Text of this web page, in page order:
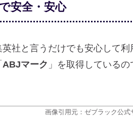
安全・安心
社と言うだけでも安心して
ABJマーク 」を取得している
画像引用元：ゼブラック公式